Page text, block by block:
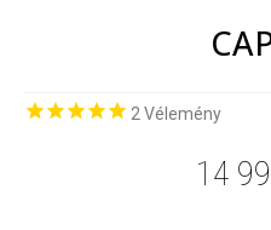
2 Vélemény
14